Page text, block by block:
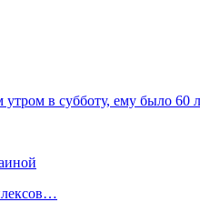
в субботу, ему было 60